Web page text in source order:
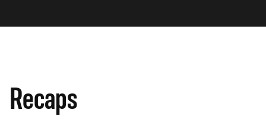
Recaps